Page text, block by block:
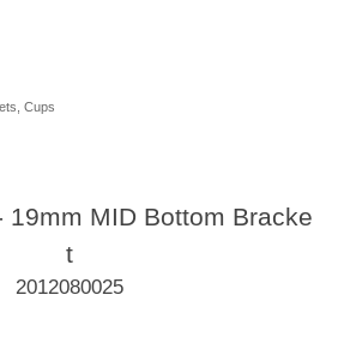
Cups
19mm MID Bottom Bracke
t
2012080025